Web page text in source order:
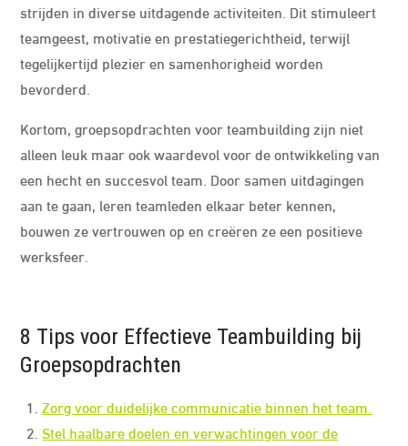
strijden in diverse uitdagende activiteiten. Dit stimuleert
teamgeest, motivatie en prestatiegerichtheid, terwijl
tegelijkertijd plezier en samenhorigheid worden
bevorderd.
Kortom, groepsopdrachten voor teambuilding zijn niet
alleen leuk maar ook waardevol voor de ontwikkeling van
een hecht en succesvol team. Door samen uitdagingen
aan te gaan, leren teamleden elkaar beter kennen,
bouwen ze vertrouwen op en creëren ze een positieve
werksfeer.
8 Tips voor Effectieve Teambuilding bij
Groepsopdrachten
Zorg voor duidelijke communicatie binnen het team.
Stel haalbare doelen en verwachtingen voor de